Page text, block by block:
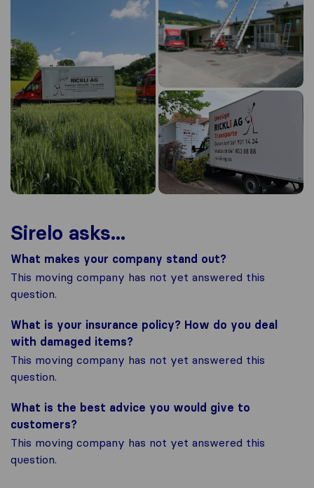
Sirelo asks...
What makes your company stand out?
This moving company has not yet answered this
question.
What is your insurance policy? How do you deal
with damaged items?
This moving company has not yet answered this
question.
What is the best advice you would give to
customers?
This moving company has not yet answered this
question.